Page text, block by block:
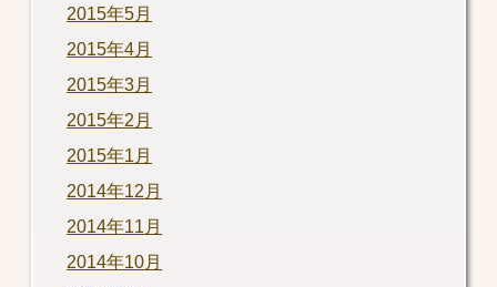
2015年5月
2015年4月
2015年3月
2015年2月
2015年1月
2014年12月
2014年11月
2014年10月